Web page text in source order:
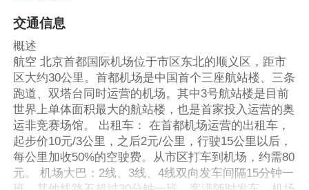
交通信息
概述
航空 北京首都国际机场位于市区东北的顺义区，距市
区大约30公里。首都机场是中国首个三座航站楼、三条
跑道、双塔台同时运营的机场。其中3号航站楼是目前
世界上单体面积最大的航站楼，也是首家投入运营的奥
运非竞赛场馆。 出租车： 在首都机场运营的出租车，
起步价10元/3公里，之后2元/公里，行驶15公里以后，
每公里加收50%的空驶费。从市区打车到机场，约需80
元。 机场大巴：2线、3线、4线双向发车间隔15分钟一